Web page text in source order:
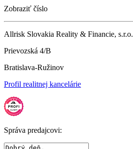
Zobraziť číslo
Allrisk Slovakia Reality & Financie, s.r.o.
Prievozská 4/B
Bratislava-Ružinov
Profil realitnej kancelárie
Správa predajcovi: